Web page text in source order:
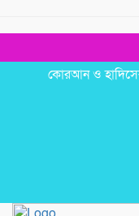
কোরআন ও হাদিসের